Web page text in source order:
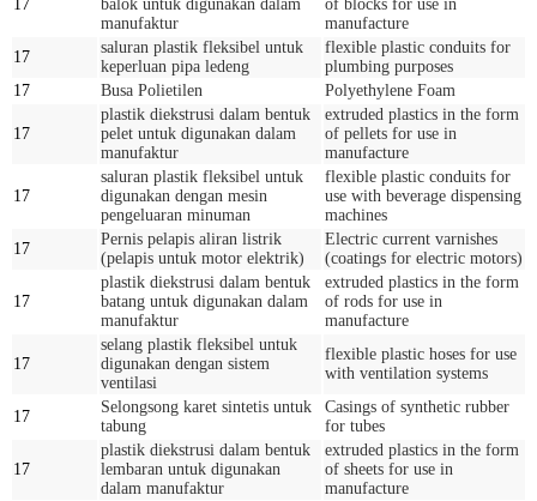
17
balok untuk digunakan dalam
manufaktur
of blocks for use in
manufacture
17
saluran plastik fleksibel untuk
keperluan pipa ledeng
flexible plastic conduits for
plumbing purposes
17
Busa Polietilen Polyethylene Foam
17
plastik diekstrusi dalam bentuk
pelet untuk digunakan dalam
manufaktur
extruded plastics in the form
of pellets for use in
manufacture
17
saluran plastik fleksibel untuk
digunakan dengan mesin
pengeluaran minuman
flexible plastic conduits for
use with beverage dispensing
machines
17
Pernis pelapis aliran listrik
(pelapis untuk motor elektrik)
Electric current varnishes
(coatings for electric motors)
17
plastik diekstrusi dalam bentuk
batang untuk digunakan dalam
manufaktur
extruded plastics in the form
of rods for use in
manufacture
17
selang plastik fleksibel untuk
digunakan dengan sistem
ventilasi
flexible plastic hoses for use
with ventilation systems
17
Selongsong karet sintetis untuk
tabung
Casings of synthetic rubber
for tubes
17
plastik diekstrusi dalam bentuk
lembaran untuk digunakan
dalam manufaktur
extruded plastics in the form
of sheets for use in
manufacture